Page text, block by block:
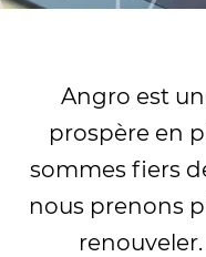
Angro est
prospère en
sommes fiers
nous prenons